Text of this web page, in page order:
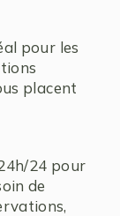
pour les
placent
24 pour
de